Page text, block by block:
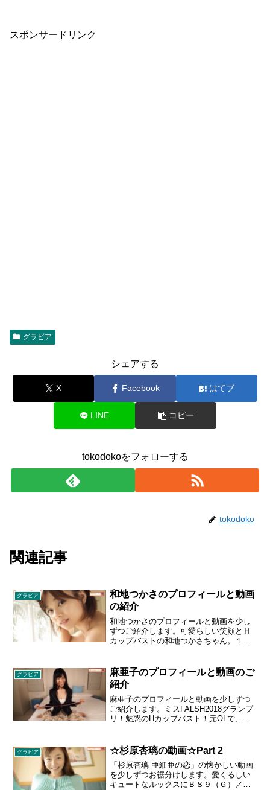
スポンサードリンク
グラビア
シェアする
X Facebook はてブ
LINE コピー
tokodokoをフォローする
tokodoko
関連記事
グラビア
和地つかさのプロフィールと動画
の紹介
和地つかさのプロフィールと動画を少し
ずつご紹介します。可愛らしい笑顔とＨ
カップバストの和地つかさちゃん。１４
タイルが男心をトキメかせます。可愛さ
とムチムチなＨボディを堪能してくださ
い！プロフィール：わちつかさ 1993年5
月13日生まれ/栃木県出身/O型/身長 148
cm/B90 - W62 - H82 cm/Iカップ
グラビア
麻亜子のプロフィールと動画のご
紹介
麻亜子のプロフィールと動画を少しずつ
ご紹介します。ミスFALSH2018グランプ
リ！魅惑のHカップバスト！元OLで、大
れ／T158、B90・W58・H82／大阪府出
身
グラビア ☆杉原杏璃の動画☆Part 2
「杉原杏璃 亜細亜の恋」の懐かしい動画
を少しずつお裾分けします。愛くるしい
キュートなルックスにＢ８９（Ｇ）／Ｗ